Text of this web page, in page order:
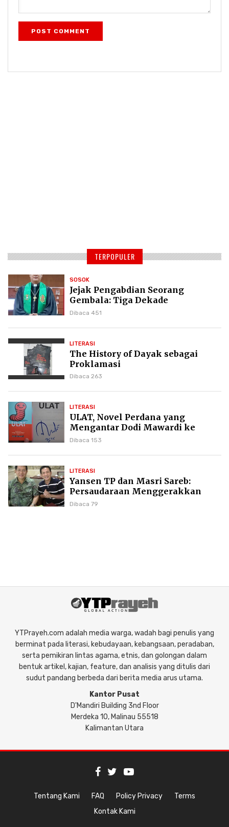
POST COMMENT
TERPOPULER
SOSOK
Jejak Pengabdian Seorang
Gembala: Tiga Dekade
Kepemimpinan Pdt. Dr. Yulius
Dibaca 451
LITERASI
The History of Dayak sebagai
Proklamasi
Dibaca 263
LITERASI
ULAT, Novel Perdana yang
Mengantar Dodi Mawardi ke
Puncak Karier Kepenulisan
Dibaca 153
LITERASI
Yansen TP dan Masri Sareb:
Persaudaraan Menggerakkan
Literasi Borneo
Dibaca 79
YTPrayeh.com adalah media warga, wadah bagi penulis yang
berminat pada literasi, kebudayaan, kebangsaan, peradaban,
serta pemikiran lintas agama, etnis, dan golongan dalam
bentuk artikel, kajian, feature, dan analisis yang ditulis dari
sudut pandang berbeda dari berita media arus utama.
Kantor Pusat
D'Mandiri Building 3nd Floor
Merdeka 10, Malinau 55518
Kalimantan Utara
Tentang Kami FAQ Policy Privacy
Terms
Kontak Kami